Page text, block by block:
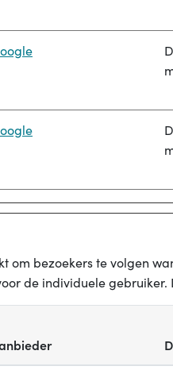
om bezoekers te volgen
de individuele